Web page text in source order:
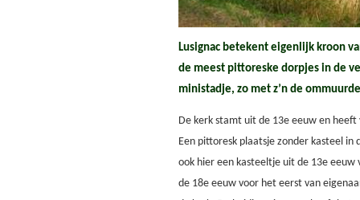
Lusignac betekent eigenlijk kroon
de meest pittoreske dorpjes in de
ministadje, zo met z’n de
De kerk stamt uit de 13e eeuw en
Een pittoresk plaatsje zonder kasteel in
ook hier een kasteeltje uit de 13e eeuw
de 18e eeuw voor het eerst van